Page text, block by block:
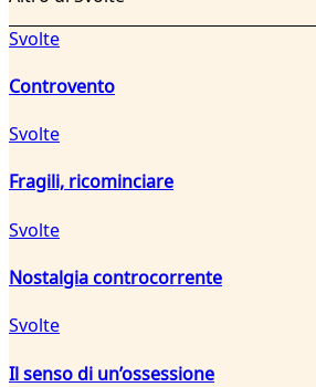
Svolte
Controvento
Svolte
Fragili, ricominciare
Svolte
Nostalgia controcorrente
Svolte
Il senso di un’ossessione